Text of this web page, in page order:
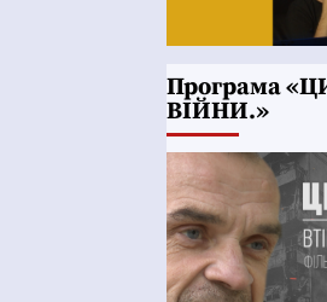
Програма
ВІЙНИ.»